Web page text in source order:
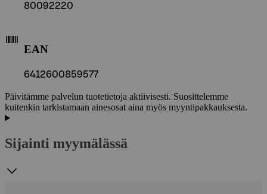
80092220
EAN
6412600859577
Päivitämme palvelun tuotetietoja aktiivisesti. Suosittelemme
kuitenkin tarkistamaan ainesosat aina myös myyntipakkauksesta.
Sijainti myymälässä